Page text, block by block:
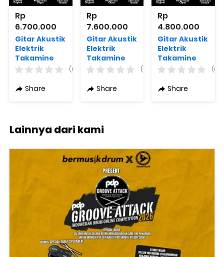
Rp
6.700.000
Gitar Akustik
Elektrik
Takamine
GD51CE G
Varian
(0)
Share
Rp
7.600.000
Gitar Akustik
Elektrik
Takamine
GD71CE
Warna
(0)
Share
Rp
4.800.000
Gitar Akustik
Elektrik
Takamine
GN11MCE-NS
(0)
Share
Lainnya dari kami